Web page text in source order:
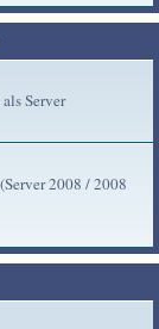
Server
2008 / 2008